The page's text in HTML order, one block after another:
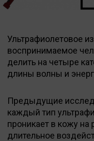
Ультрафиолетовое
воспринимаемое
делить на четыре
длины волны и
Предыдущие
каждый тип
проникает в кожу на
длительное